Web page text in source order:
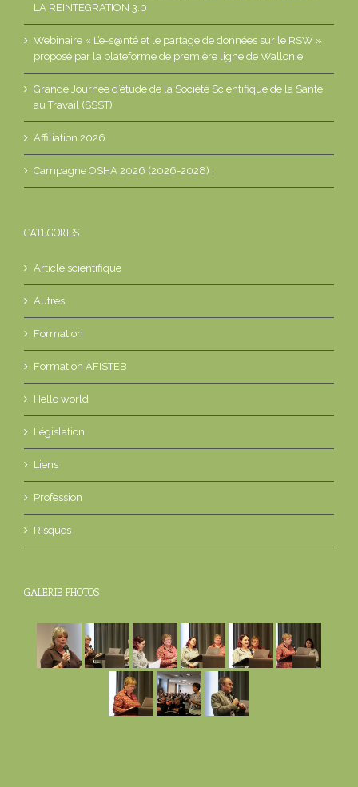
LA REINTEGRATION 3.0
Webinaire « L’e-s@nté et le partage de données sur le RSW »
proposé par la plateforme de première ligne de Wallonie
Grande Journée d’étude de la Société Scientifique de la Santé
au Travail (SSST)
Affiliation 2026
Campagne OSHA 2026 (2026-2028) :
CATEGORIES
Article scientifique
Autres
Formation
Formation AFISTEB
Hello world
Législation
Liens
Profession
Risques
GALERIE PHOTOS